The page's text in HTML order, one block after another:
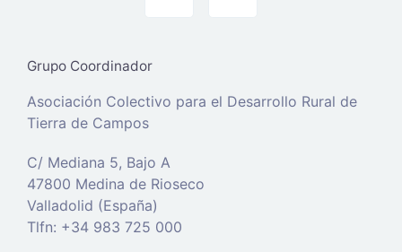
Grupo Coordinador
Asociación Colectivo para el Desarrollo Rural de
Tierra de Campos
C/ Mediana 5, Bajo A
47800 Medina de Rioseco
Valladolid (España)
Tlfn: +34 983 725 000